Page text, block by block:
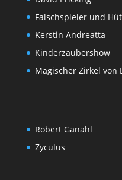
Falschspieler und
Kerstin Andreatta
Kinderzaubershow
Magischer Zirkel von
Robert Ganahl
Zyculus